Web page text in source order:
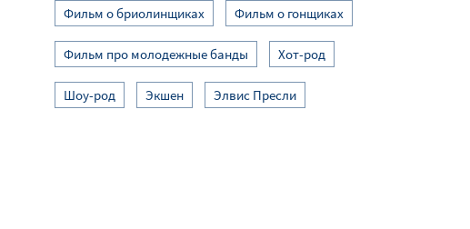
Фильм о бриолинщиках Фильм о гонщиках
Фильм про молодежные банды Хот-род
Шоу-род Экшен Элвис Пресли